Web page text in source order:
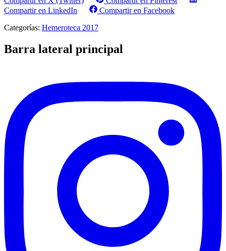
Compartir en LinkedIn
Compartir en Facebook
Categorías: Hemeroteca 2017
Barra lateral principal